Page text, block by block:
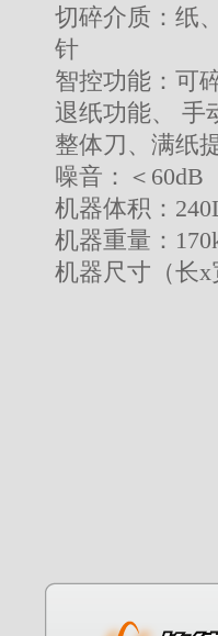
切碎介质：纸
针
智控功能：可
退纸功能、 手
整体刀、满纸
噪音：＜60dB
机器体积：
机器重量：
机器尺寸（长x